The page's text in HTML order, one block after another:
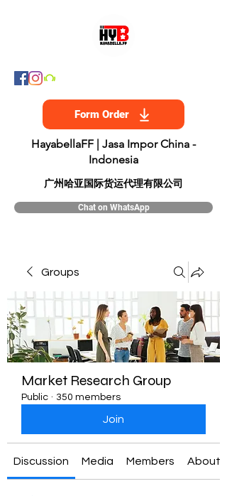
Form Order
HayabellaFF | Jasa Impor China -
Indonesia
​广州哈亚国际货运代理有限公司
Chat on WhatsApp
Groups
Market Research Group
Public · 350 members
Join
Discussion Media Members About